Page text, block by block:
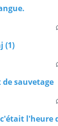
(1)
sauvetage